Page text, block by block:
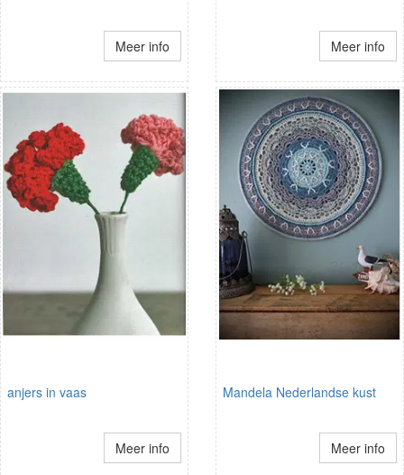
Meer info Meer info
anjers in vaas
Meer info
Mandela Nederlandse kust
Meer info